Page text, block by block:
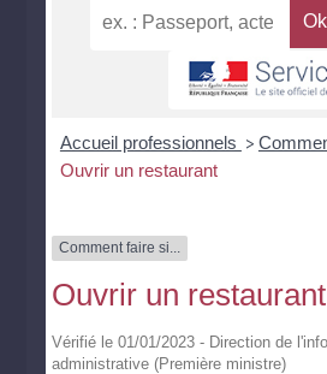
Accueil professionnels >
Ouvrir un restaurant
Comment faire si...
Ouvrir un restaurant
Vérifié le 01/01/2023 - Direction de
administrative (Première ministre)